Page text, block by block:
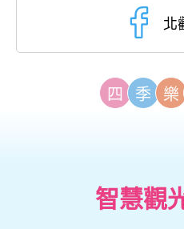
北
四 季 樂
智慧觀